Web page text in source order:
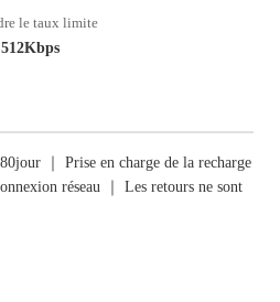
le taux limite
512Kbps
｜ Prise en charge de la recharge
réseau ｜ Les retours ne sont